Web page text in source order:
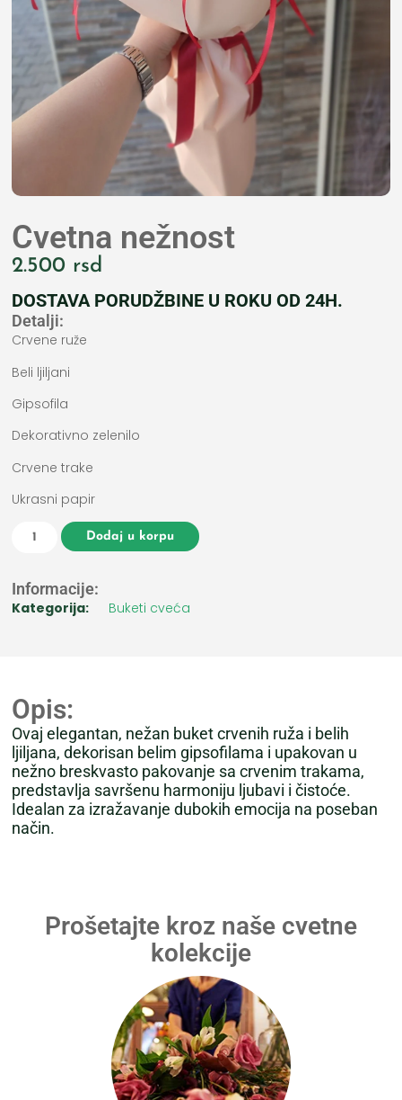
Cvetna nežnost
2.500 rsd
DOSTAVA PORUDŽBINE U ROKU OD 24H.
Detalji:
Crvene ruže
Beli ljiljani
Gipsofila
Dekorativno zelenilo
Crvene trake
Ukrasni papir
Dodaj u korpu
Informacije:
Kategorija: Buketi cveća
Opis:
Ovaj elegantan, nežan buket crvenih ruža i belih
ljiljana, dekorisan belim gipsofilama i upakovan u
nežno breskvasto pakovanje sa crvenim trakama,
predstavlja savršenu harmoniju ljubavi i čistoće.
Idealan za izražavanje dubokih emocija na poseban
način.
Prošetajte kroz naše cvetne
kolekcije